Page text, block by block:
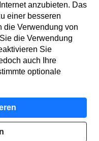
anzubieten. Das
einer besseren
die Verwendung von
die Verwendung
Sie
auch Ihre
optionale